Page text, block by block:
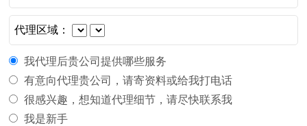
代理区域：
我代理后贵公司提供哪些服务
有意向代理贵公司，请寄资料或给我打电话
很感兴趣，想知道代理细节，请尽快联系我
我是新手